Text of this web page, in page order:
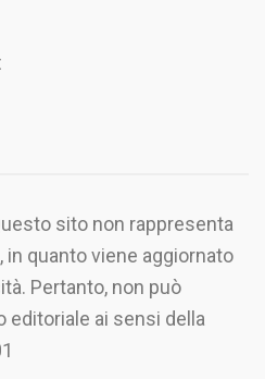
sito non rappresenta
quanto viene aggiornato
Pertanto, non può
editoriale ai sensi della